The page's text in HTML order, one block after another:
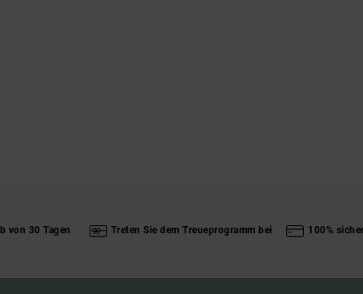
von 30 Tagen Treten Sie dem Treueprogramm bei 100%